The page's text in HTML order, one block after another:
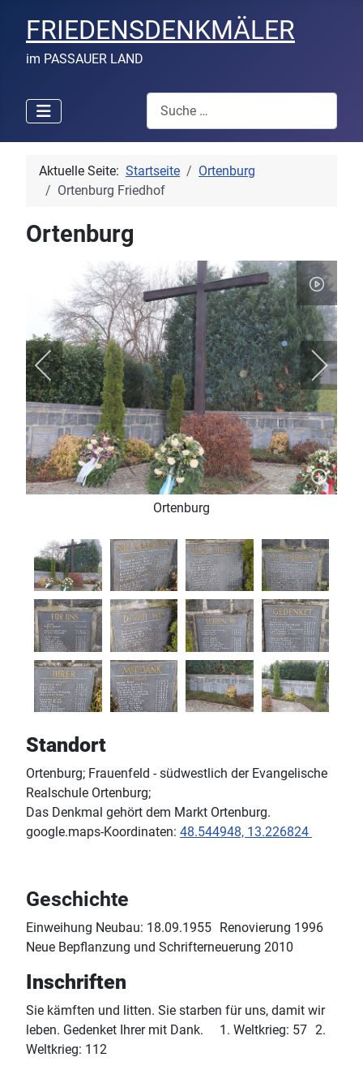
FRIEDENSDENKMÄLER
im PASSAUER LAND
Suchen
Aktuelle Seite: Startseite
Ortenburg
Ortenburg Friedhof
Ortenburg
Ortenburg
Standort
Ortenburg; Frauenfeld - südwestlich der Evangelische
Realschule Ortenburg;
Das Denkmal gehört dem Markt Ortenburg.
google.maps-Koordinaten: 48.544948, 13.226824
Geschichte
Einweihung Neubau: 18.09.1955 Renovierung 1996
Neue Bepflanzung und Schrifterneuerung 2010
Inschriften
Sie kämften und litten. Sie starben für uns, damit wir
leben. Gedenket Ihrer mit Dank. 1. Weltkrieg: 57 2.
Weltkrieg: 112